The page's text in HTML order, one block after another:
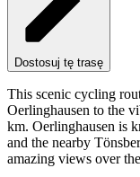
Dostosuj tę trasę
This scenic cycling
Oerlinghausen to the
km. Oerlinghausen is
and the nearby
amazing views over